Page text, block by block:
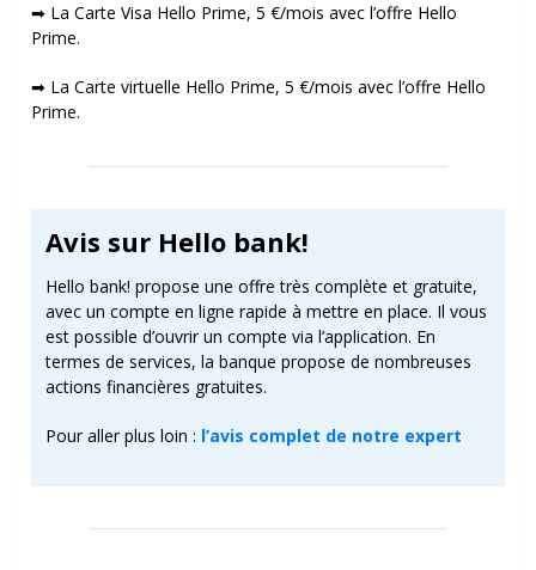
➡ La Carte Visa Hello Prime, 5 €/mois avec l’offre Hello
Prime.
➡ La Carte virtuelle Hello Prime, 5 €/mois avec l’offre Hello
Prime.
Avis sur Hello bank!
Hello bank! propose une offre très complète et gratuite,
avec un compte en ligne rapide à mettre en place. Il vous
est possible d’ouvrir un compte via l’application. En
termes de services, la banque propose de nombreuses
actions financières gratuites.
Pour aller plus loin : l’avis complet de notre expert